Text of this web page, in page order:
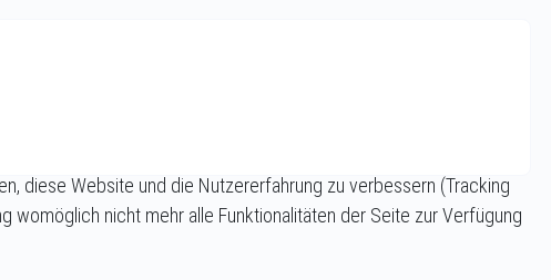
diese Website und die Nutzererfahrung zu verbessern (Tracking
womöglich nicht mehr alle Funktionalitäten der Seite zur Verfügung